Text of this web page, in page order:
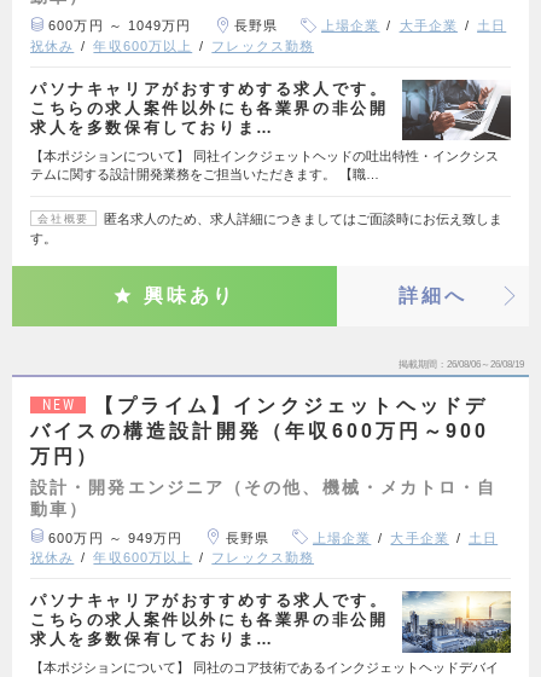
600万円 ～ 1049万円 長野県 上場企業 大手企業
土日
祝休み
年収600万以上 フレックス勤務
パソナキャリアがおすすめする求人です。
こちらの求人案件以外にも各業界の非公開
求人を多数保有しておりま…
【本ポジションについて】 同社インクジェットヘッドの吐出特性・インクシス
テムに関する設計開発業務をご担当いただきます。 【職…
会社概要
匿名求人のため、求人詳細につきましてはご面談時にお伝え致しま
す。
興味あり 詳細へ
掲載期間 26/08/06～26/08/19
NEW
【プライム】インクジェットヘッドデ
バイスの構造設計開発（年収600万円～900
万円）
設計・開発エンジニア（その他、機械・メカトロ・自
動車）
600万円 ～ 949万円 長野県 上場企業 大手企業
土日
祝休み
年収600万以上 フレックス勤務
パソナキャリアがおすすめする求人です。
こちらの求人案件以外にも各業界の非公開
求人を多数保有しておりま…
【本ポジションについて】 同社のコア技術であるインクジェットヘッドデバイ